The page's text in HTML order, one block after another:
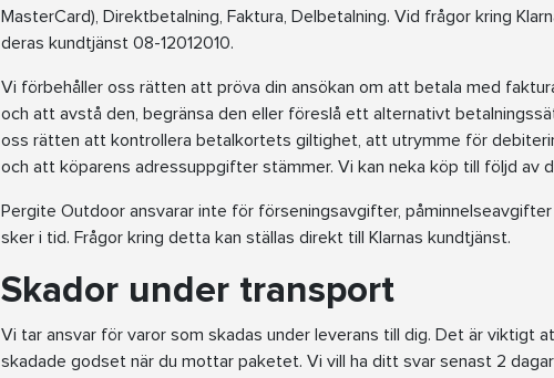
MasterCard), Direktbetalning, Faktura, Delbetalning. Vid frågor kring
deras kundtjänst 08-12012010.
Vi förbehåller oss rätten att pröva din ansökan om att betala med
och att avstå den, begränsa den eller föreslå ett alternativt
oss rätten att kontrollera betalkortets giltighet, att utrymme för
och att köparens adressuppgifter stämmer. Vi kan neka köp till följd av
Pergite Outdoor ansvarar inte för förseningsavgifter,
sker i tid. Frågor kring detta kan ställas direkt till Klarnas kundtjänst.
Skador under transport
Vi tar ansvar för varor som skadas under leverans till dig. Det är viktigt
skadade godset när du mottar paketet. Vi vill ha ditt svar senast 2